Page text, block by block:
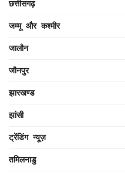
छत्तीसगढ़
जम्मू और कश्मीर
जालौन
जौनपुर
झारखण्ड
झांसी
ट्रेंडिंग न्यूज़
तमिलनाडु